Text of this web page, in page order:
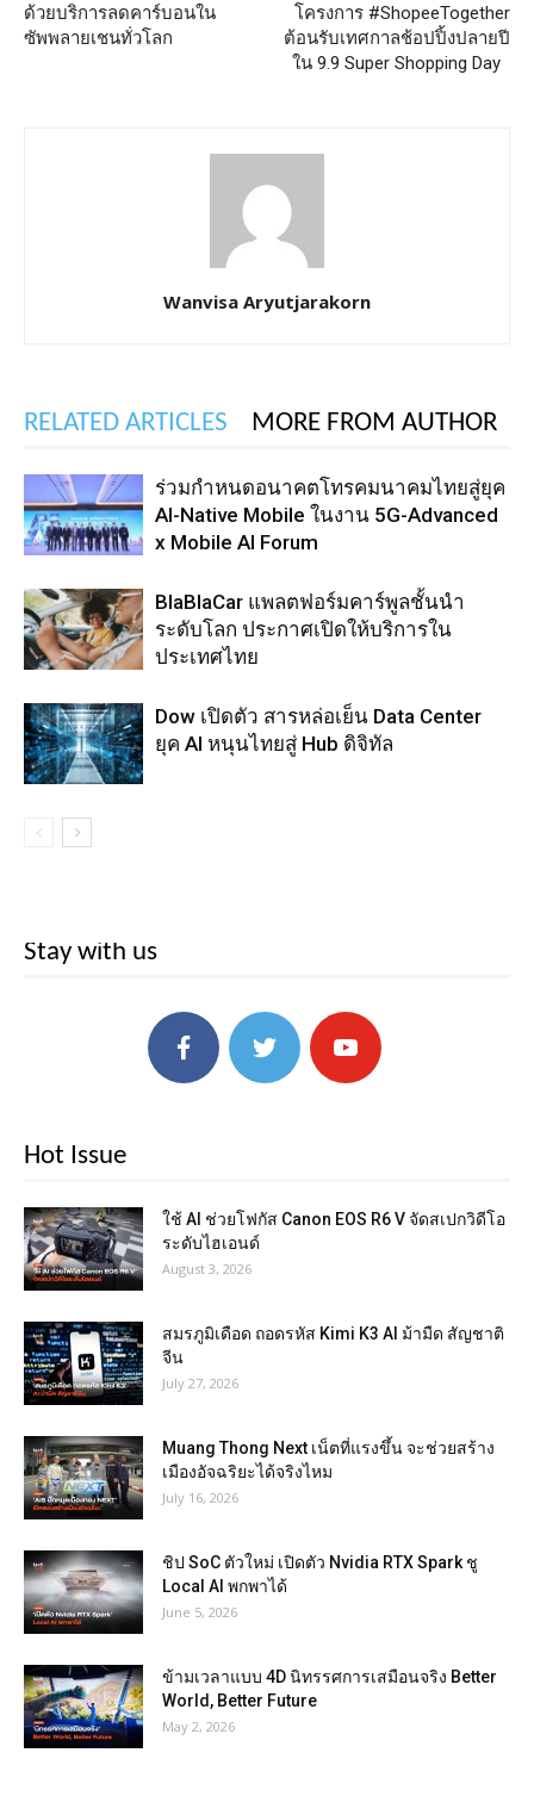
ด้วยบริการลดคาร์บอนใน
ซัพพลายเชนทั่วโลก
โครงการ #ShopeeTogether
ต้อนรับเทศกาลช้อปปิ้งปลายปี
ใน 9.9 Super Shopping Day
Wanvisa Aryutjarakorn
RELATED ARTICLES MORE FROM AUTHOR
ร่วมกำหนดอนาคตโทรคมนาคมไทยสู่ยุค
AI-Native Mobile ในงาน 5G-Advanced
x Mobile AI Forum
BlaBlaCar แพลตฟอร์มคาร์พูลชั้นนำ
ระดับโลก ประกาศเปิดให้บริการใน
ประเทศไทย
Dow เปิดตัว สารหล่อเย็น Data Center
ยุค AI หนุนไทยสู่ Hub ดิจิทัล
Stay with us
Hot Issue
ใช้ AI ช่วยโฟกัส Canon EOS R6 V จัดสเปกวิดีโอ
ระดับไฮเอนด์
August 3, 2026
สมรภูมิเดือด ถอดรหัส Kimi K3 AI ม้ามืด สัญชาติ
จีน
July 27, 2026
Muang Thong Next เน็ตที่แรงขึ้น จะช่วยสร้าง
เมืองอัจฉริยะได้จริงไหม
July 16, 2026
ชิป SoC ตัวใหม่ เปิดตัว Nvidia RTX Spark ชู
Local AI พกพาได้
June 5, 2026
ข้ามเวลาแบบ 4D นิทรรศการเสมือนจริง Better
World, Better Future
May 2, 2026